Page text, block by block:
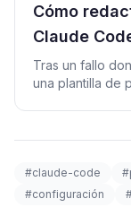
Cómo
Claude
Tras un fallo
una plantilla de
#claude-code
#configuración